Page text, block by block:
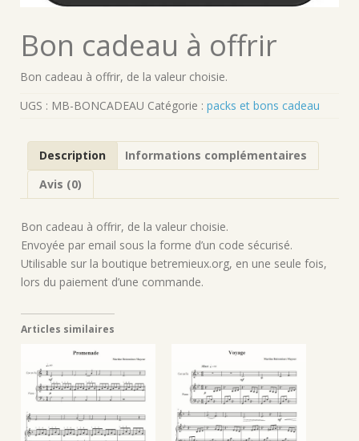
Bon cadeau à offrir
Bon cadeau à offrir, de la valeur choisie.
UGS : MB-BONCADEAU Catégorie : packs et bons cadeau
Description
Informations complémentaires
Avis (0)
Bon cadeau à offrir, de la valeur choisie.
Envoyée par email sous la forme d’un code sécurisé.
Utilisable sur la boutique betremieux.org, en une seule fois,
lors du paiement d’une commande.
Articles similaires